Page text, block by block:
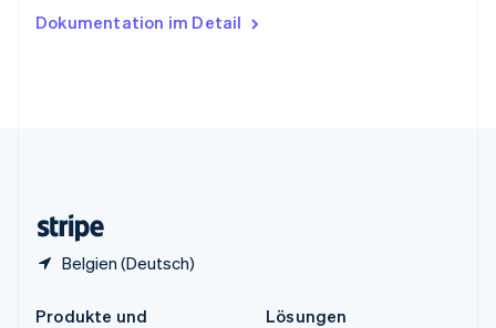
Dokumentation im Detail
Belgien (Deutsch)
English
Produkte und
Lösungen